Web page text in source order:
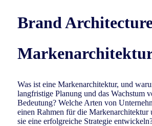
Brand
Was ist eine Markenarchitektur, und
langfristige Planung und das Wachstum
Bedeutung? Welche Arten von
einen Rahmen für die Markenarchitektur
sie eine erfolgreiche Strategie